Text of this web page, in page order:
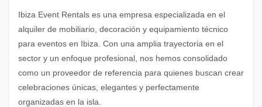
Ibiza Event Rentals es una empresa especializada en el
alquiler de mobiliario, decoración y equipamiento técnico
para eventos en Ibiza. Con una amplia trayectoria en el
sector y un enfoque profesional, nos hemos consolidado
como un proveedor de referencia para quienes buscan crear
celebraciones únicas, elegantes y perfectamente
organizadas en la isla.